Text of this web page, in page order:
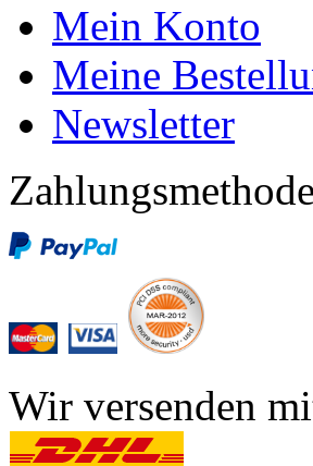
Mein Konto
Meine
Newsletter
Wir versenden